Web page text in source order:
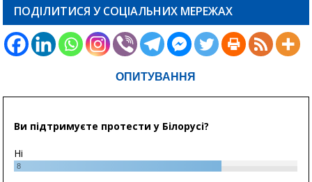
ПОДІЛИТИСЯ У СОЦІАЛЬНИХ МЕРЕЖАХ
ОПИТУВАННЯ
Ви підтримуєте протести у Білорусі?
Ні
8